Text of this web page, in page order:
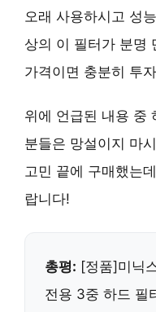
오래 사용하시고 성
상의 이 필터가 분명
가격이면 충분히 투
위에 언급된 내용 중
분들은 망설이지 마
고민 끝에 구매했는
랍니다!
총평: [정품]미닉
전용 3중 하드 필